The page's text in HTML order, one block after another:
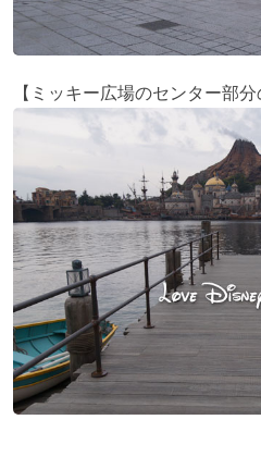
【ミッキー広場のセンター部